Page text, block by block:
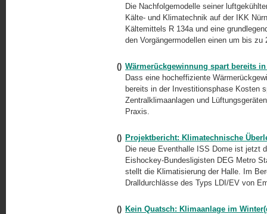
Die Nachfolgemodelle seiner
Kälte- und Klimatechnik auf der IKK
Kältemittels R 134a und eine
den Vorgängermodellen einen um bis
() Wärmerückgewinnung spart bereits
Dass eine hocheffiziente
bereits in der Investitionsphase Kosten
Zentralklimaanlagen und
Praxis.
() Projektbericht: Klimatechnische
Die neue Eventhalle ISS Dome ist jetzt
Eishockey-Bundesligisten DEG Metro
stellt die Klimatisierung der Halle. Im
Dralldurchlässe des Typs LDI/EV von
() Kein Quatsch: Klimaanlage im